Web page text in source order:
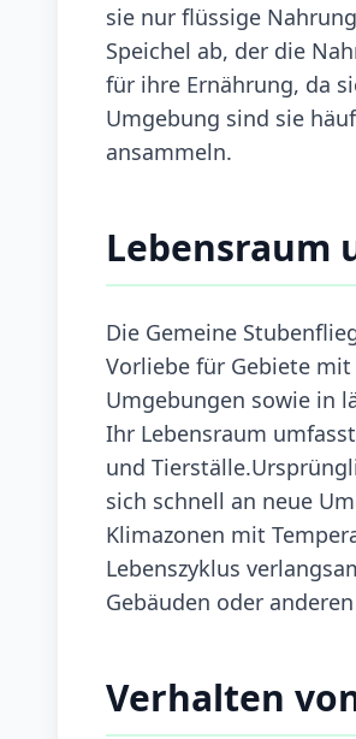
sie nur flüssige
Speichel ab, der die
für ihre Ernährung, da
Umgebung sind sie
ansammeln.
Lebensraum
Die Gemeine
Vorliebe für Gebiete
Umgebungen sowie in
Ihr Lebensraum
und
sich schnell an neue
Klimazonen mit
Lebenszyklus
Gebäuden oder
Verhalten